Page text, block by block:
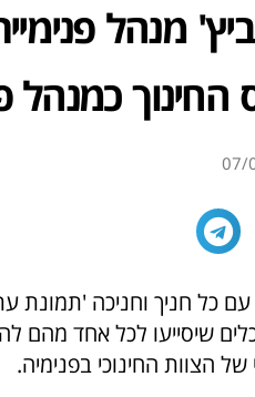
מנהל
כמנהל
07/
עם כל חניך וחניכה 'תמונת
שיסייעו לכל אחד מהם
הצוות החינוכי בפנימיה.